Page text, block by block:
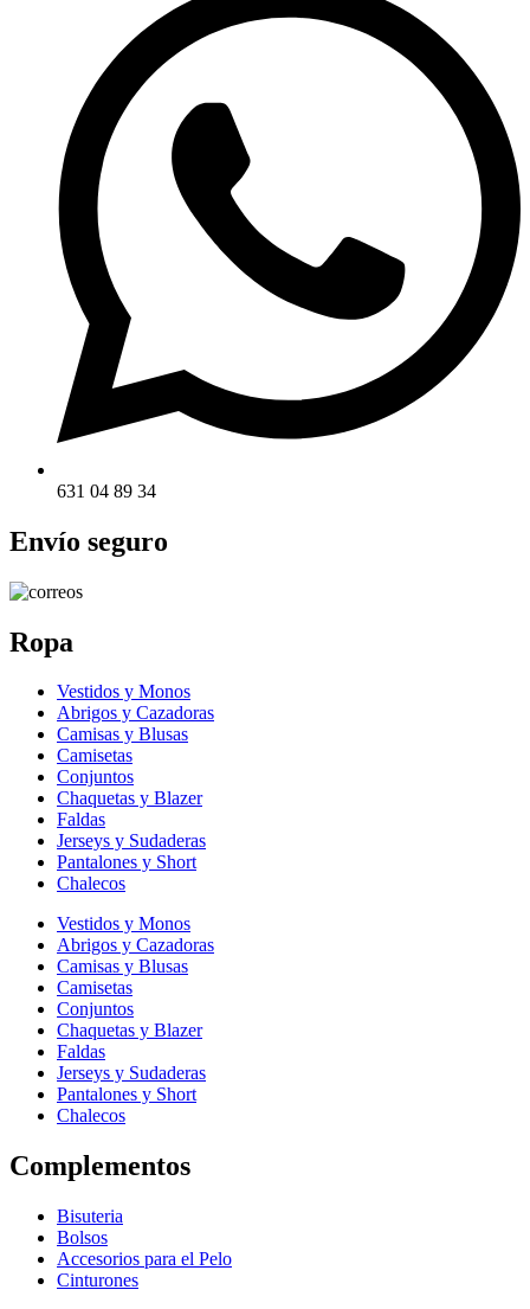
631 04 89 34‬
Envío seguro
Ropa
Vestidos y Monos
Abrigos y Cazadoras
Camisas y Blusas
Camisetas
Conjuntos
Chaquetas y Blazer
Faldas
Jerseys y Sudaderas
Pantalones y Short
Chalecos
Vestidos y Monos
Abrigos y Cazadoras
Camisas y Blusas
Camisetas
Conjuntos
Chaquetas y Blazer
Faldas
Jerseys y Sudaderas
Pantalones y Short
Chalecos
Complementos
Bisuteria
Bolsos
Accesorios para el Pelo
Cinturones